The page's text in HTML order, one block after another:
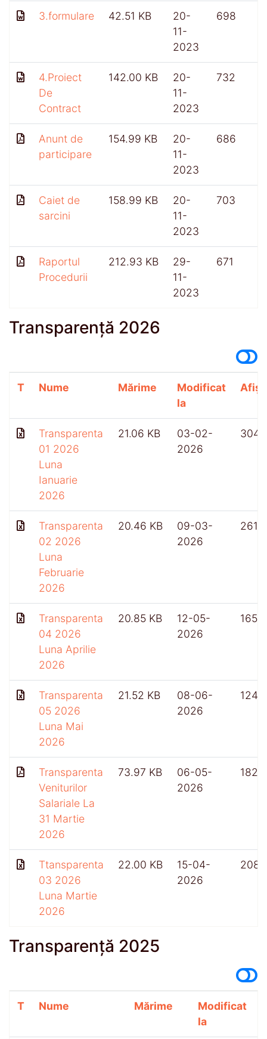
3.formulare 42.51 KB
20-
11-
2023
698
4.Proiect
De
Contract
142.00 KB
20-
11-
2023
732
Anunt de
participare
154.99 KB
20-
11-
2023
686
Caiet de
sarcini
158.99 KB
20-
11-
2023
703
Raportul
Procedurii
212.93 KB
29-
11-
2023
671
Transparență 2026
T Nume Mărime
Modificat
la
Transparenta
01 2026
Luna
Ianuarie
2026
21.06 KB
03-02-
2026
304
Transparenta
02 2026
Luna
Februarie
2026
20.46 KB
09-03-
2026
261
Transparenta
04 2026
Luna Aprilie
2026
20.85 KB
12-05-
2026
165
Transparenta
05 2026
Luna Mai
2026
21.52 KB
08-06-
2026
124
Transparenta
Veniturilor
Salariale La
31 Martie
2026
73.97 KB
06-05-
2026
182
Ttansparenta
03 2026
Luna Martie
2026
22.00 KB
15-04-
2026
208
Transparență 2025
T Nume Mărime
Modificat
la